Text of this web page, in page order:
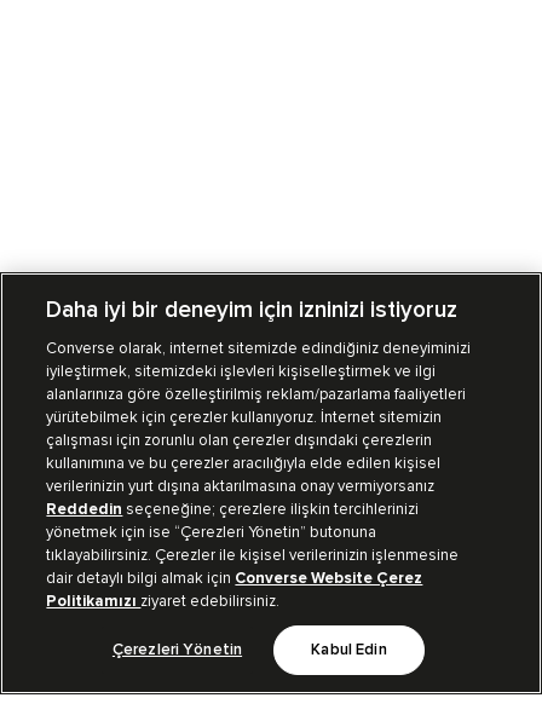
Mağazalarımız Sipariş Takibi
Müşteri İlişkileri
Koleksiyon
Kurumsal
Bizi Takip Et
Daha iyi bir deneyim için izninizi istiyoruz
Converse olarak, internet sitemizde edindiğiniz deneyiminizi
iyileştirmek, sitemizdeki işlevleri kişiselleştirmek ve ilgi
alanlarınıza göre özelleştirilmiş reklam/pazarlama faaliyetleri
yürütebilmek için çerezler kullanıyoruz. İnternet sitemizin
çalışması için zorunlu olan çerezler dışındaki çerezlerin
kullanımına ve bu çerezler aracılığıyla elde edilen kişisel
verilerinizin yurt dışına aktarılmasına onay vermiyorsanız
Reddedin seçeneğine; çerezlere ilişkin tercihlerinizi
yönetmek için ise “Çerezleri Yönetin” butonuna
tıklayabilirsiniz. Çerezler ile kişisel verilerinizin işlenmesine
dair detaylı bilgi almak için Converse Website Çerez
Politikamızı ziyaret edebilirsiniz.
Çerezleri Yönetin Kabul Edin